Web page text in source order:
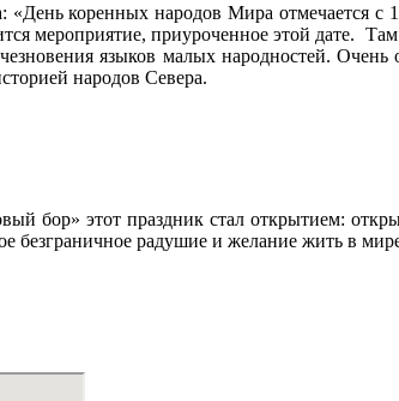
коренных народов Мира отмечается
мероприятие, приуроченное этой дате.
языков малых народностей.
народов Севера.
бор» этот праздник стал открытием:
безграничное радушие и желание жить в